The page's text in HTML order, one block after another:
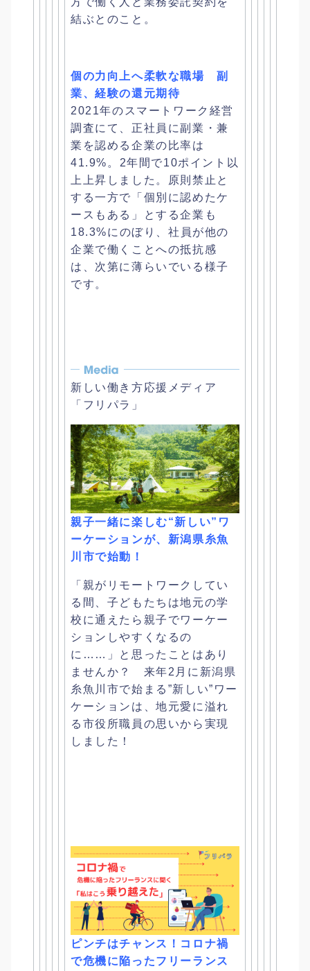
結ぶとのこと。
個の力向上へ柔軟な職場 副
業、経験の還元期待
2021年のスマートワーク経営
調査にて、正社員に副業・兼
業を認める企業の比率は
41.9%。 2年間で10ポイント以
上上昇しました。原則禁止と
する一方で「 個別に認めたケ
ースもある」とする企業も
18.3%にのぼり、 社員が他の
企業で働くことへの抵抗感
は、 次第に薄らいでいる様子
です。
新しい働き方応援メディア
「フリパラ」
親子一緒に楽しむ“新しい”ワ
ーケーションが、 新潟県糸魚
川市で始動！
「親がリモートワークしてい
る間、 子どもたちは地元の学
校に通えたら親子でワーケー
ションしやすく なるの
に……」と思ったことはあり
ませんか？ 来年2月に新潟県
糸魚川市で始まる”新しい”ワー
ケーションは、地元愛に溢れ
る市役所職員の思いから実現
しました！
ピンチはチャンス！コロナ禍
で危機に陥ったフリーランス